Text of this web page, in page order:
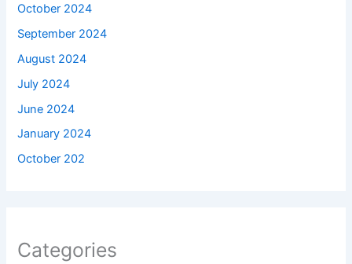
October 2024
September 2024
August 2024
July 2024
June 2024
January 2024
October 202
Categories